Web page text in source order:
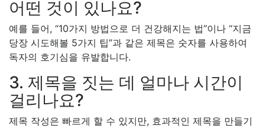
어떤 것이 있나요?
예를 들어, “10가지 방법으로 더 건강해지는 법”이나 “지금
당장 시도해볼 5가지 팁”과 같은 제목은 숫자를 사용하여
독자의 호기심을 유발합니다.
3. 제목을 짓는 데 얼마나 시간이
걸리나요?
제목 작성은 빠르게 할 수 있지만, 효과적인 제목을 만들기